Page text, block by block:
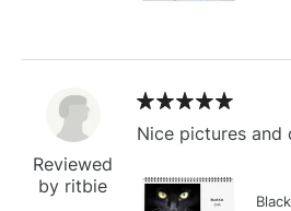
Reviewed
by ritbie
Nice pictures and